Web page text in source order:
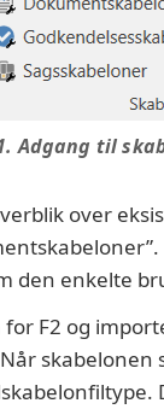
Adgang til
over
den enkelte
F2 og